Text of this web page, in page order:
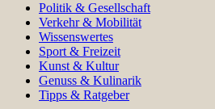
Politik & Gesellschaft
Verkehr & Mobilität
Wissenswertes
Sport & Freizeit
Kunst & Kultur
Genuss & Kulinarik
Tipps & Ratgeber